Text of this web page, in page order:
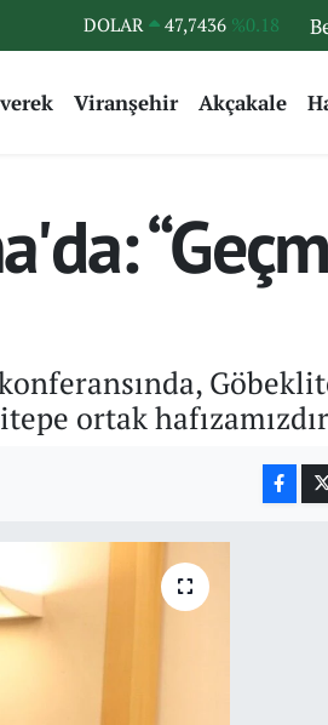
DOLAR 47,7436 %0.18
STERLİN
64,4811 %0.38
BITCOIN
64.840,97 %-0.15
Viranşehir Akçakale
ortak